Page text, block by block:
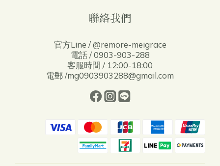
聯絡我們
官方Line / @remore-meigrace
電話 / 0903-903-288
客服時間 / 12:00-18:00
電郵 /mg0903903288@gmail.com